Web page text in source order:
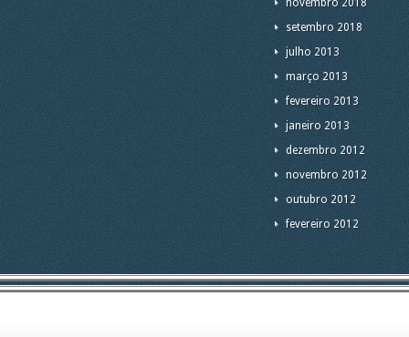
novembro 2018
setembro 2018
julho 2013
março 2013
fevereiro 2013
janeiro 2013
dezembro 2012
novembro 2012
outubro 2012
fevereiro 2012